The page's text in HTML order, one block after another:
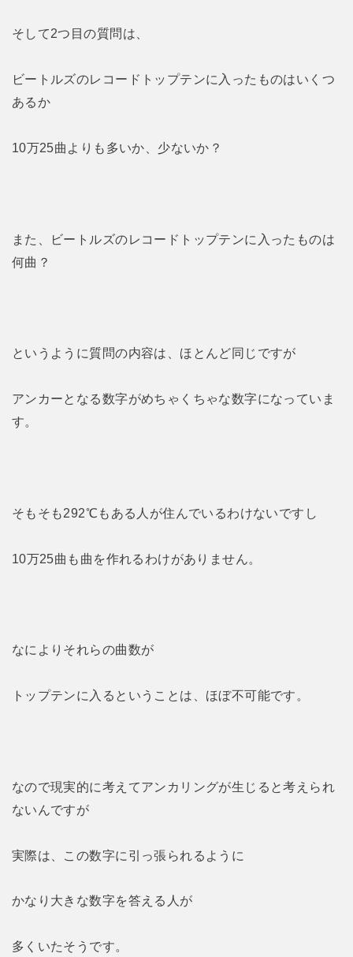
そして2つ目の質問は、
ビートルズのレコードトップテンに入ったものはいくつ
あるか
10万25曲よりも多いか、少ないか？
また、ビートルズのレコードトップテンに入ったものは
何曲？
というように質問の内容は、ほとんど同じですが
アンカーとなる数字がめちゃくちゃな数字になっていま
す。
そもそも292℃もある人が住んでいるわけないですし
10万25曲も曲を作れるわけがありません。
なによりそれらの曲数が
トップテンに入るということは、ほぼ不可能です。
なので現実的に考えてアンカリングが生じると考えられ
ないんですが
実際は、この数字に引っ張られるように
かなり大きな数字を答える人が
多くいたそうです。